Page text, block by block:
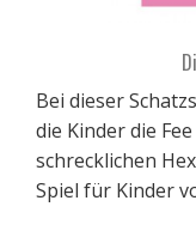
Bei dieser
die Kinder die
schrecklichen
Spiel für Kinder